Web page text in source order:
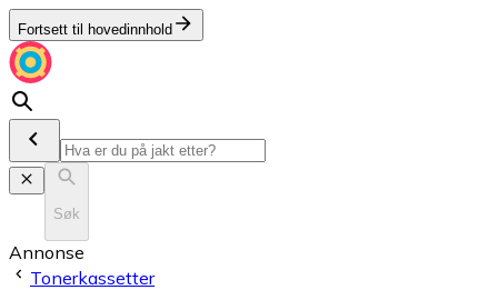
Fortsett til hovedinnhold
Søk
Annonse
Tonerkassetter